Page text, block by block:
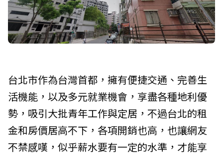
台北市作為台灣首都，擁有便捷交通、完善生
活機能，以及多元就業機會，享盡各種地利優
勢，吸引大批青年工作與定居，不過台北的租
金和房價居高不下，各項開銷也高，也讓網友
不禁感嘆，似乎薪水要有一定的水準，才能享